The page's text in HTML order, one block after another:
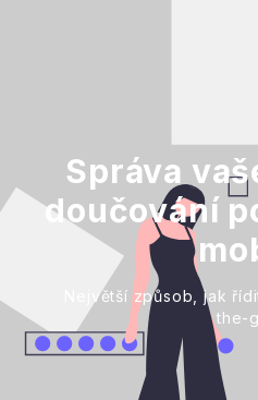
Správa
doučování
Největší způsob, jak
the-